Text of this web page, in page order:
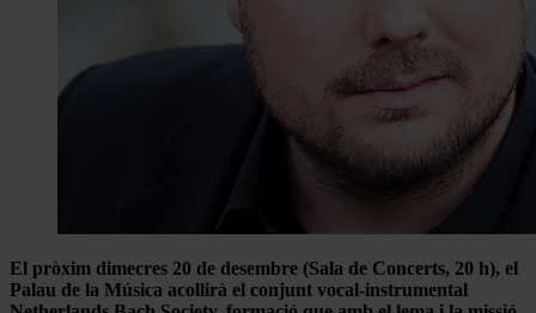
El pròxim dimecres 20 de desembre (Sala de Concerts, 20 h), el
Palau de la Música acollirà el conjunt vocal-instrumental